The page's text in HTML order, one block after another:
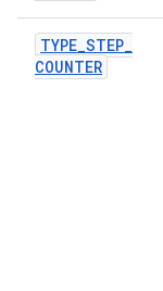
TYPE_STEP_
COUNTER